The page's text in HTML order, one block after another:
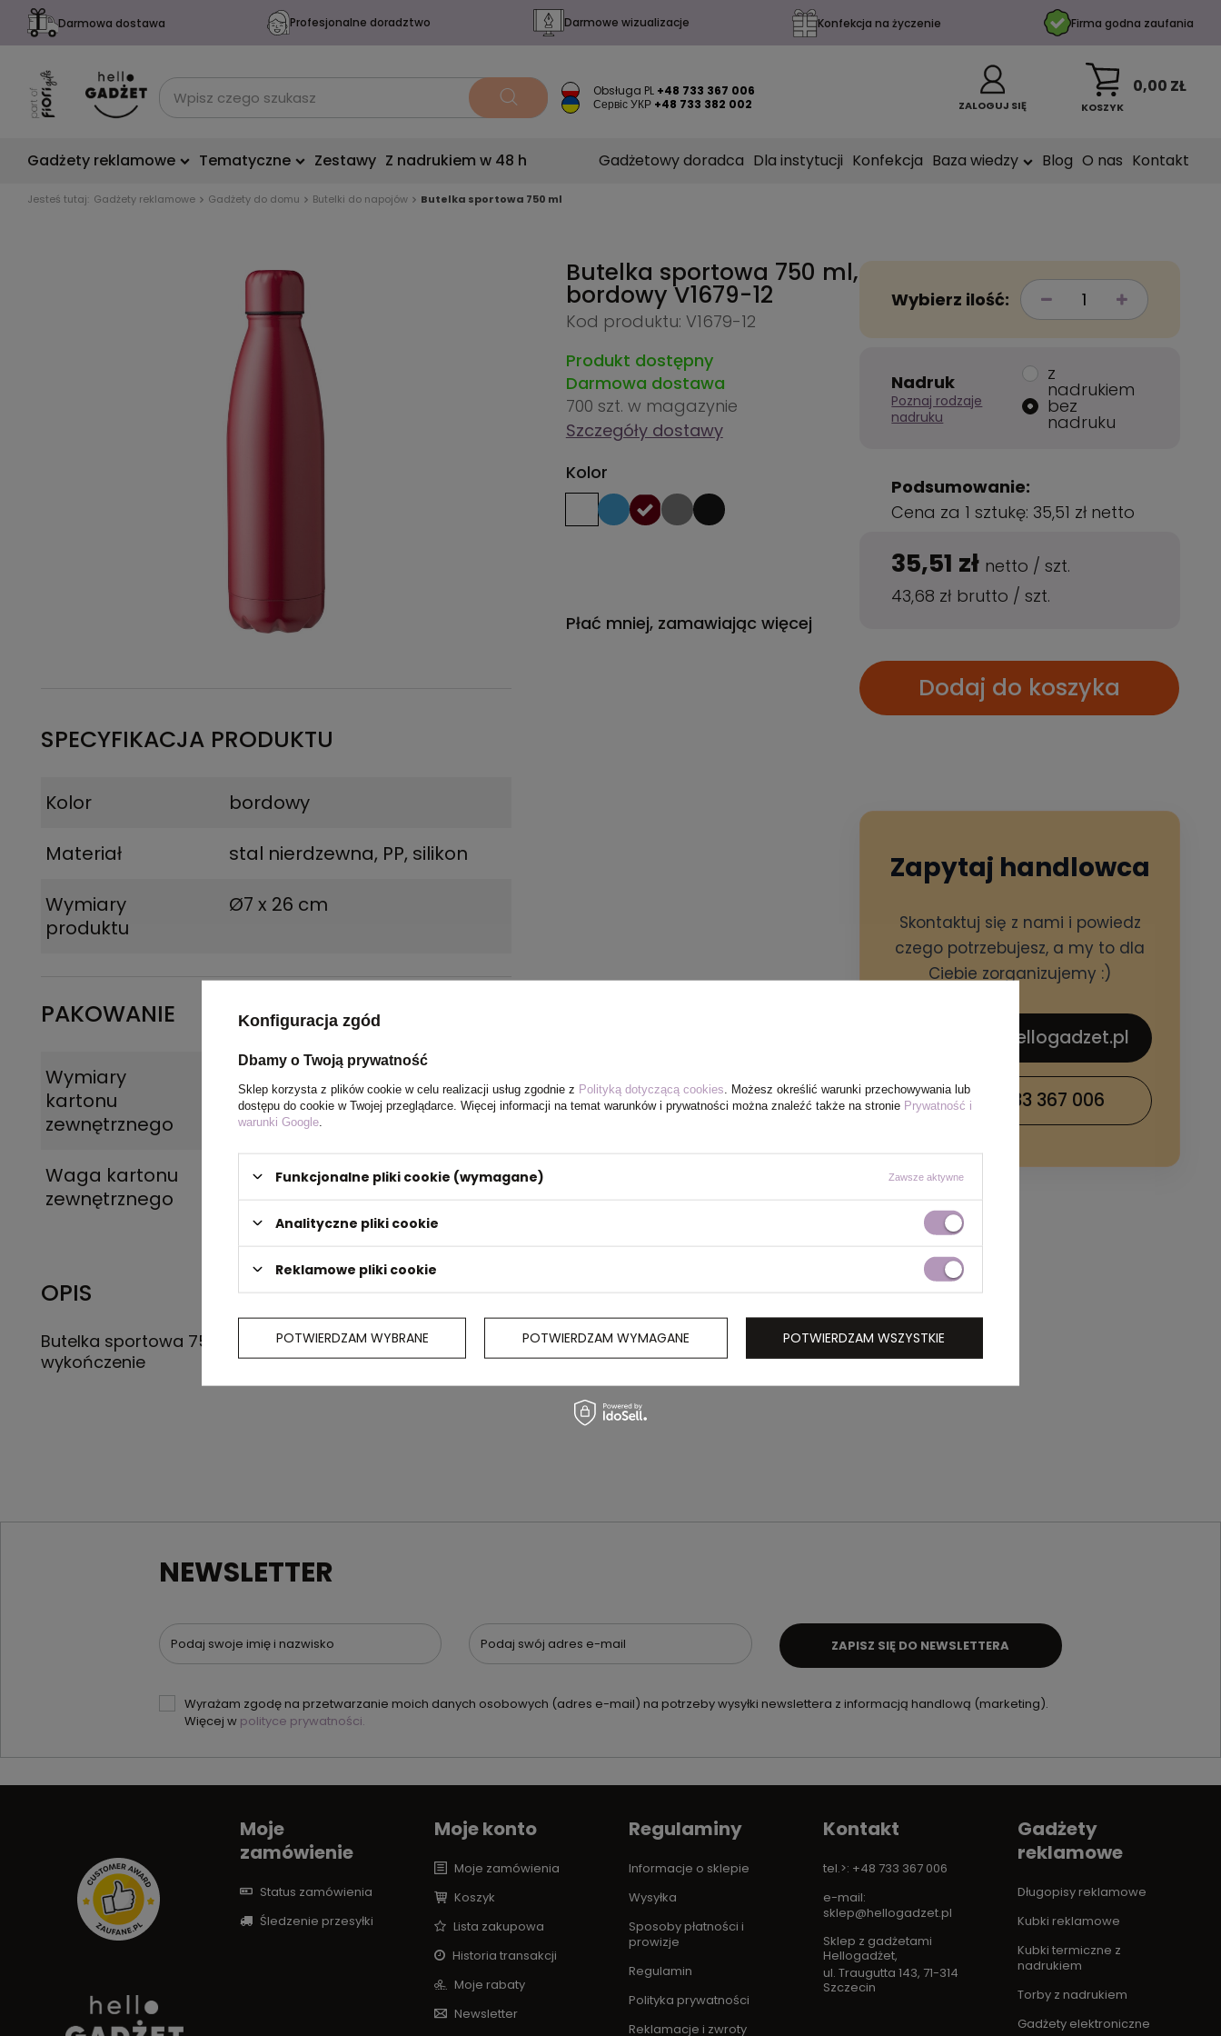
Darmowa dostawa Profesjonalne doradztwo Darmowe wizualizacje Konfekcja na życzenie Firma godna zaufania
Obsługa PL +48 733 367 006
Сервіс УКР +48 733 382 002 ZALOGUJ SIĘ KOSZYK
0,00 ZŁ
Gadżety reklamowe Tematyczne Zestawy Z nadrukiem w 48 h Gadżetowy doradca Dla instytucji Konfekcja Baza wiedzy Blog O nas Kontakt
Jesteś tutaj: Gadżety reklamowe Gadżety do domu Butelki do napojów Butelka sportowa 750 ml
SPECYFIKACJA PRODUKTU
Kolor
bordowy
Materiał
stal nierdzewna, PP, silikon
Wymiary
produktu
Ø7 x 26 cm
PAKOWANIE
Wymiary
kartonu
zewnętrznego
Waga kartonu
zewnętrznego
OPIS
Butelka sportowa 750 ml ze stali nierdzewnej, matowe
wykończenie
Butelka sportowa 750 ml,
bordowyV1679-12
Kod produktu: V1679-12
Produkt dostępny
Darmowa dostawa
700 szt. w magazynie
Szczegóły dostawy
Kolor
Płać mniej, zamawiając więcej
Wybierz ilość:
Nadruk
Poznaj rodzaje
nadruku
z
nadrukiem
bez
nadruku
Podsumowanie:
Cena za 1 sztukę: 35,51 zł netto
35,51 zł netto /szt.
43,68 zł brutto /szt.
Dodaj do koszyka
Zapytaj handlowca
Skontaktuj się z nami i powiedz
czego potrzebujesz, a my to dla
Ciebie zorganizujemy :)
sklep@hellogadzet.pl
+48 733 367 006
NEWSLETTER
Podaj swoje imię i nazwisko Podaj swój adres e-mail
Wyrażam zgodę na przetwarzanie moich danych osobowych (adres e-mail) na potrzeby wysyłki newslettera z informacją handlową (marketing).
Więcej w polityce prywatności.
ZAPISZ SIĘ DO NEWSLETTERA
Moje
zamówienie
Status zamówienia
Śledzenie przesyłki
Moje konto
Moje zamówienia
Koszyk
Lista zakupowa
Historia transakcji
Moje rabaty
Newsletter
Regulaminy
Informacje o sklepie
Wysyłka
Sposoby płatności i
prowizje
Regulamin
Polityka prywatności
Reklamacje i zwroty
Kontakt
tel.>: +48 733 367 006
e-mail:
sklep@hellogadzet.pl
Sklep z gadżetami
Hellogadżet,
ul. Traugutta 143, 71-314
Szczecin
Gadżety
reklamowe
Długopisy reklamowe
Kubki reklamowe
Kubki termiczne z
nadrukiem
Torby z nadrukiem
Gadżety elektroniczne
Konfiguracja zgód
Dbamy o Twoją prywatność
Sklep korzysta z plików cookie w celu realizacji usług zgodnie z Polityką dotyczącą cookies . Możesz określić warunki przechowywania lub
dostępu do cookie w Twojej przeglądarce. Więcej informacji na temat warunków i prywatności można znaleźć także na stronie Prywatność i
warunki Google
Funkcjonalne pliki cookie (wymagane) Zawsze aktywne
Analityczne pliki cookie
Reklamowe pliki cookie
POTWIERDZAM WYBRANE POTWIERDZAM WYMAGANE POTWIERDZAM WSZYSTKIE